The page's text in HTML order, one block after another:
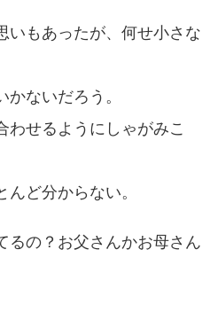
いもあったが、何せ小さな
ないだろう。
わせるようにしゃがみこ
ど分からない。
るの？お父さんかお母さん